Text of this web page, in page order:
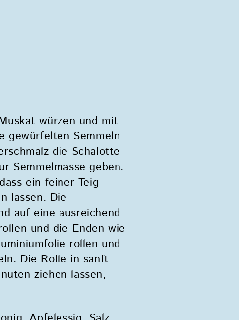
würzen und mit
gewürfelten Semmeln
die Schalotte
Semmelmasse geben.
ein feiner Teig
lassen. Die
auf eine ausreichend
und die Enden wie
rollen und
Die Rolle in sanft
ziehen lassen,